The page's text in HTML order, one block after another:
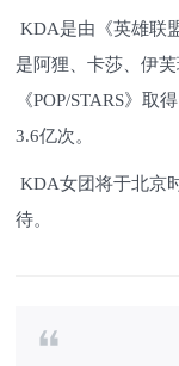
KDA是由《英雄联
是阿狸、卡莎、伊
《POP/STARS》
3.6亿次。
KDA女团将于北京
待。